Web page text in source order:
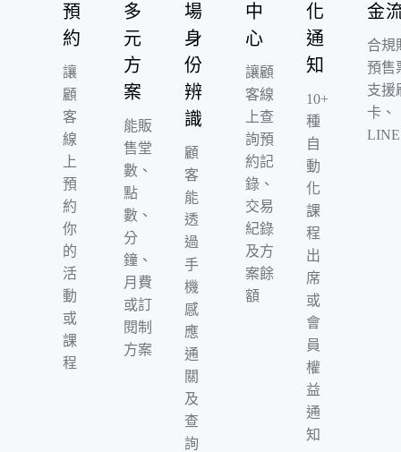
預
約
讓
顧
客
線
上
預
約
你
的
活
動
或
課
程
多
元
方
案
能販
售堂
數、
點
數、
分
鐘、
月費
或訂
閱制
方案
場
身
份
辨
識
顧
客
能
透
過
手
機
感
應
通
關
及
查
詢
中
心
讓顧
客線
上查
詢預
約記
錄、
交易
紀錄
及方
案餘
額
化
通
知
10+
種
自
動
化
課
程
出
席
或
會
員
權
益
通
知
金
合規
預售
支援
卡、
LINE